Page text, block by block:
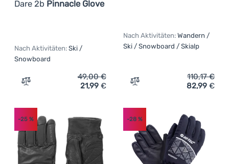
Dare 2b Pinnacle Glove
Nach Aktivitäten: Ski /
Snowboard
Zum Vergleich 'Skihandschuh Dare 2b Pinnacle Glove'
49,00€
21,99 €
Nach Aktivitäten: Wandern /
Ski / Snowboard / Skialp
Zum Vergleich
110,17€
82,99 €
-25 % -28%